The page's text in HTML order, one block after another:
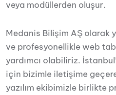
veya modüllerden oluşur.
Medanis Bilişim AŞ olarak
ve profesyonellikle web
yardımcı olabiliriz.
için bizimle iletişime
yazılım ekibimizle birlikte